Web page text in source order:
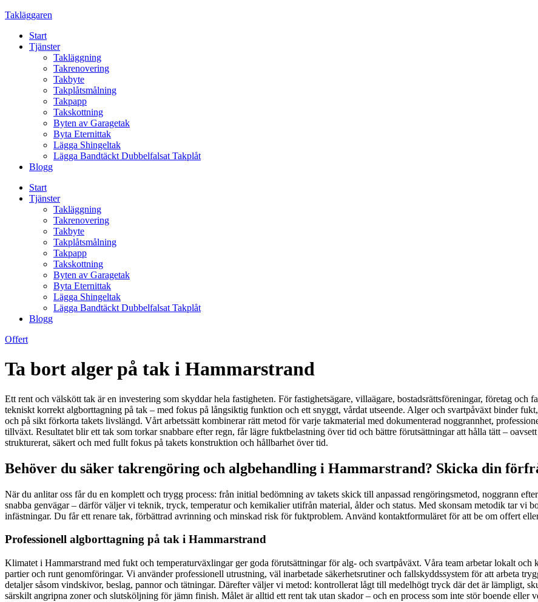
Skip
content
Takläggaren
Start
Tjänster
Takläggning
Takrenovering
Takbyte
Takplåtsmålning
Takpapp
Takskottning
Byten av Garagetak
Byta Eternittak
Lägga Shingeltak
Lägga Bandtäckt Dubbelfalsat Takplåt
Blogg
Start
Tjänster
Takläggning
Takrenovering
Takbyte
Takplåtsmålning
Takpapp
Takskottning
Byten av Garagetak
Byta Eternittak
Lägga Shingeltak
Lägga Bandtäckt Dubbelfalsat Takplåt
Blogg
Offert
Ta bort alger på tak i Hammarstrand
Ett rent och välskött tak är en investering som skyddar hela fastigheten. För fastighetsägare, villaägare, bostadsrättsföreningar, företag och
tekniskt korrekt algborttagning på tak – med fokus på långsiktig funktion och ett snyggt, vårdat utseende. Alger och svartpåväxt binder
och på sikt förkorta takets livslängd. Vårt arbetssätt kombinerar rätt metod för varje takmaterial med dokumenterad noggrannhet,
tillväxt. Resultatet blir ett tak som torkar snabbare efter regn, får lägre fuktbelastning över tid och bättre förutsättningar att hålla tätt –
strukturerat, säkert och med fullt fokus på takets konstruktion och hållbarhet över tid.
Behöver du säker takrengöring och algbehandling i Hammarstrand? Skicka din
När du anlitar oss får du en komplett och trygg process: från initial bedömning av takets skick till anpassad rengöringsmetod, noggrann
snabba genvägar – därför väljer vi teknik, tryck, temperatur och kemikalier utifrån material, ålder och status. Med skonsam metodik tar vi
infästningar. Du får ett renare tak, förbättrad avrinning och minskad risk för fuktproblem. Använd kontaktformuläret för att be om offert
Professionell algborttagning på tak i Hammarstrand
Klimatet i Hammarstrand med fukt och temperaturväxlingar ger goda förutsättningar för alg- och svartpåväxt. Våra team arbetar lokalt
partier och runt genomföringar. Vi använder professionell utrustning, väl inarbetade säkerhetsrutiner och fallskyddssystem för att arbeta
detaljer såsom vindskivor, beslag, pannor och tätningar. Därefter väljer vi metod: kontrollerat lågt till medelhögt tryck där det är lämpligt,
särskilt angripna zoner och slutsköljning för jämn finish. Målet är alltid ett rent tak utan skador – och en process som inte stör boende eller